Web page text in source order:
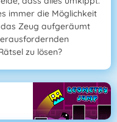
immer die Möglichkeit
Zeug aufgeräumt
zu lösen?